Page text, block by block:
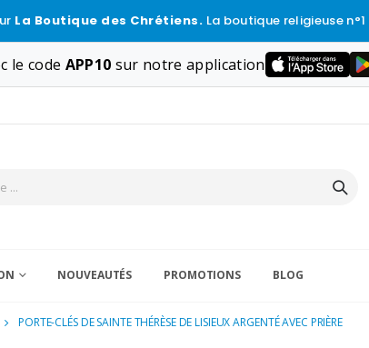
La Boutique des Chrétiens. La boutique religieuse
le code APP10 sur notre application
NOUVEAUTÉS PROMOTIONS BLOG
PORTE-CLÉS DE SAINTE THÉRÈSE DE LISIEUX ARGENTÉ AVEC PRIÈRE